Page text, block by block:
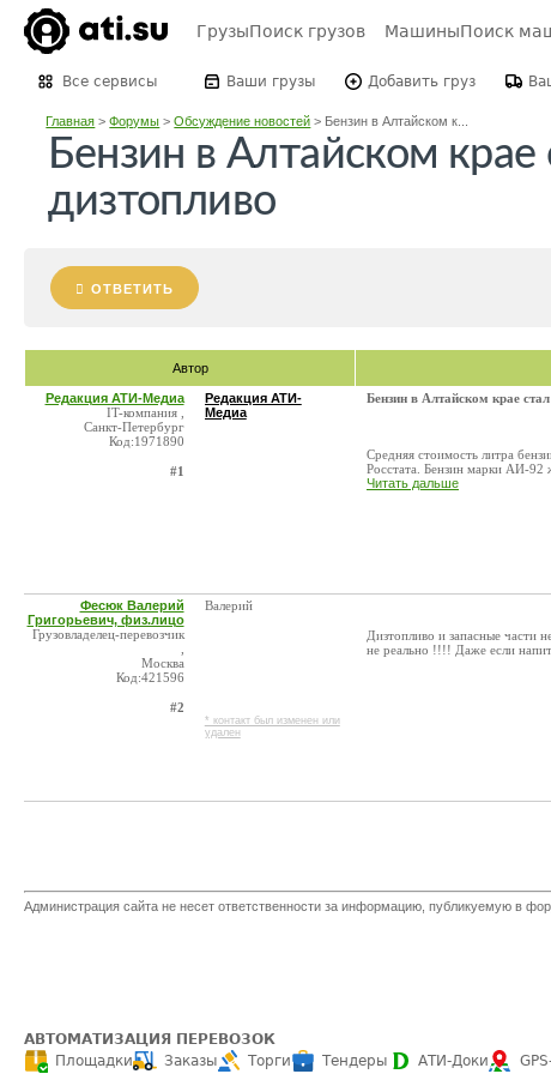
ГрузыПоиск грузов МашиныПоиск
Все сервисы Ваши грузы Добавить груз
Главная >Форумы >Обсуждение новостей > Бензин в Алтайском к...
Бензин в Алтайском
дизтопливо
ОТВЕТИТЬ
Автор
Редакция АТИ-Медиа
IT-компания ,
Санкт-Петербург
Код:1971890
#1
Редакция АТИ-
Медиа
Бензин в Алтайском крае
Cредняя стоимость литра
Росстата. Бензин марки АИ-92
Читать дальше
Фесюк Валерий
Григорьевич, физ.лицо
Грузовладелец-перевозчик
Москва
Код:421596
#2
Валерий
* контакт был изменен или
удален
Дизтопливо и запасные части
не реально !!!! Даже если
Администрация сайта не несет ответственности за информацию, публикуемую в
АВТОМАТИЗАЦИЯ ПЕРЕВОЗОК
Площадки
Заказы Торги Тендеры АТИ-Доки